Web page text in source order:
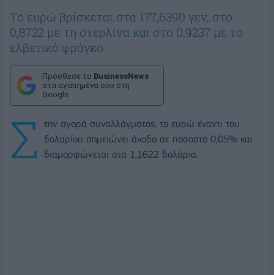
Το ευρώ βρίσκεται στα 177,6390 γεν, στο
0,8722 με τη στερλίνα και στο 0,9237 με το
ελβετικό φράγκο.
Πρόσθεσε το BusinessNews
στα αγαπημένα σου στη
Google
Σ
την αγορά συναλλάγματος, το ευρώ έναντι του
δολαρίου σημειώνει άνοδο σε ποσοστό 0,05% και
διαμορφώνεται στα 1,1622 δολάρια.